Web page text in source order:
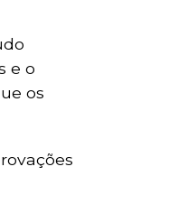
e o
os